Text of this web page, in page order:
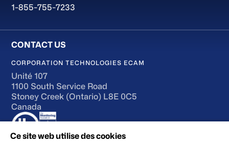
1-855-755-7233
CORPORATION TECHNOLOGIES ECAM
Unité 107
1100 South Service Road
Stoney Creek (Ontario) L8E 0C5
Canada
Ce site web utilise des cookies